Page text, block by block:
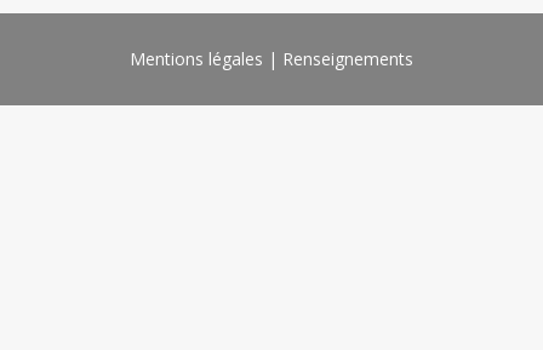
Mentions légales Renseignements